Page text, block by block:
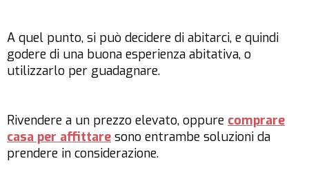
A quel punto, si può decidere di abitarci, e quindi
godere di una buona esperienza abitativa, o
utilizzarlo per guadagnare.
Rivendere a un prezzo elevato, oppure comprare
casa per affittare sono entrambe soluzioni da
prendere in considerazione.